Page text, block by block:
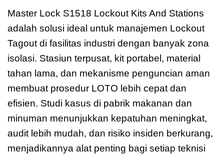
Master Lock S1518 Lockout Kits And Stations
adalah solusi ideal untuk manajemen Lockout
Tagout di fasilitas industri dengan banyak zona
isolasi. Stasiun terpusat, kit portabel, material
tahan lama, dan mekanisme penguncian aman
membuat prosedur LOTO lebih cepat dan
efisien. Studi kasus di pabrik makanan dan
minuman menunjukkan kepatuhan meningkat,
audit lebih mudah, dan risiko insiden berkurang,
menjadikannya alat penting bagi setiap teknisi